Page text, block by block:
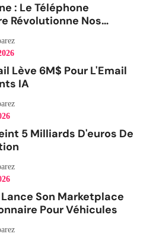
: Le Téléphone
Révolutionne Nos
Lève 6M$ Pour L'Email
IA
5 Milliards D'euros De
Son Marketplace
Pour Véhicules